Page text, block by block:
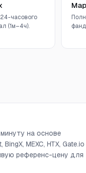
часового
(1м–4ч).
на основе
MEXC, HTX, Gate.io
референс-цену для